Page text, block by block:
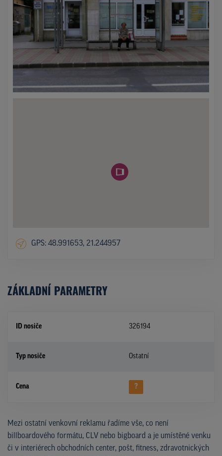
GPS: 48.991653, 21.244957
ZÁKLADNÍ PARAMETRY
ID nosiče 326194
Typ nosiče Ostatní
Cena ?
Mezi ostatní venkovní reklamu řadíme vše, co není
billboardového formátu, CLV nebo bigboard a je umístěné venku
či v interiérech obchodních center, pošt, fitness, zdravotnických